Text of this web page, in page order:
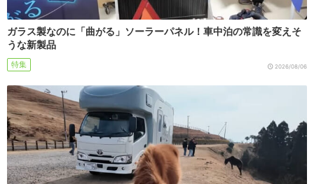
ガラス製なのに「曲がる」ソーラーパネル！車中泊の常識を変えそ
うな新製品
特集 2026/08/06